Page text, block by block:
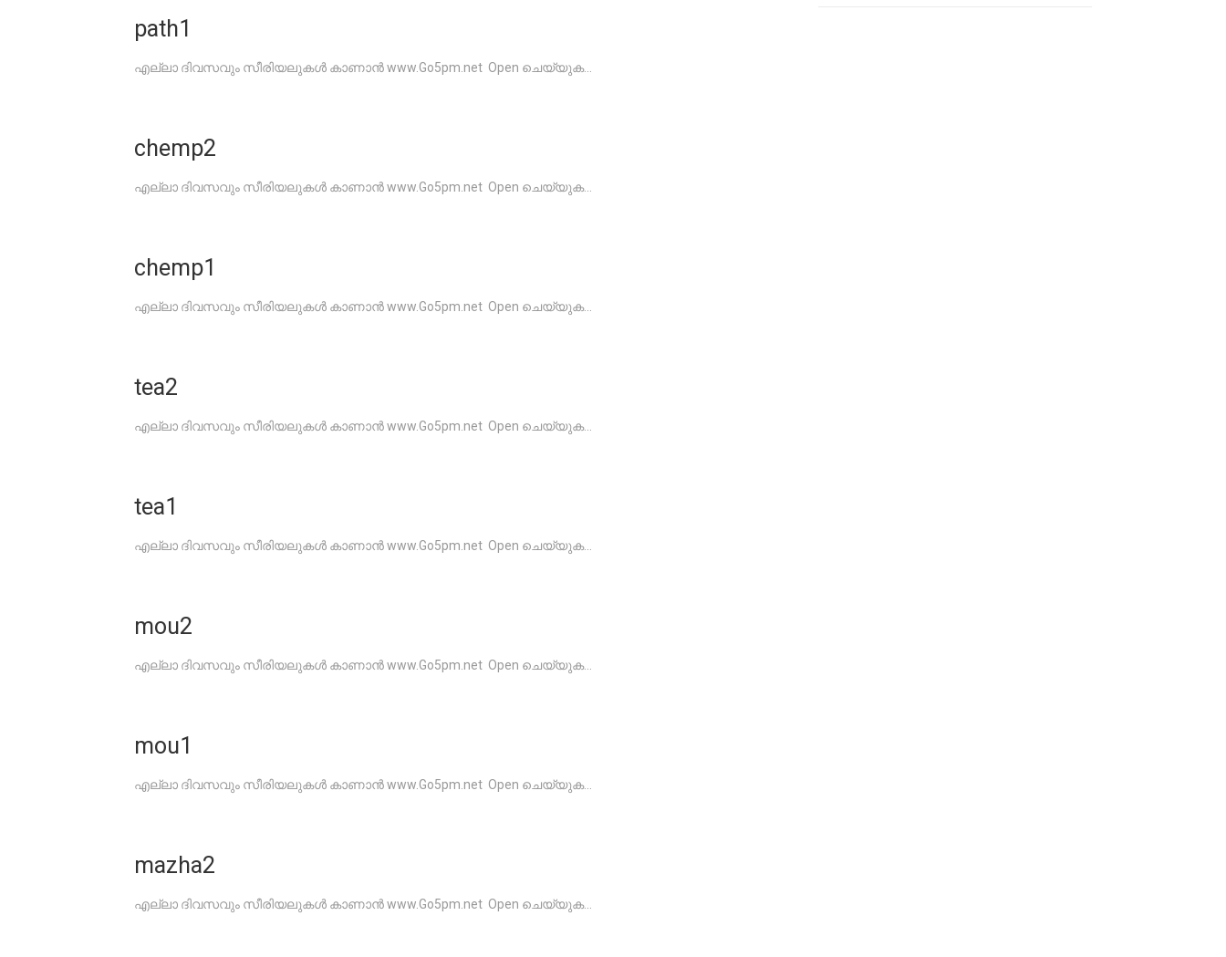
path1
എല്ലാ ദിവസവും സീരിയലുകൾ കാണാൻ www.Go5pm.net Open ചെയ്യുക...
chemp2
എല്ലാ ദിവസവും സീരിയലുകൾ കാണാൻ www.Go5pm.net Open ചെയ്യുക...
chemp1
എല്ലാ ദിവസവും സീരിയലുകൾ കാണാൻ www.Go5pm.net Open ചെയ്യുക...
tea2
എല്ലാ ദിവസവും സീരിയലുകൾ കാണാൻ www.Go5pm.net Open ചെയ്യുക...
tea1
എല്ലാ ദിവസവും സീരിയലുകൾ കാണാൻ www.Go5pm.net Open ചെയ്യുക...
mou2
എല്ലാ ദിവസവും സീരിയലുകൾ കാണാൻ www.Go5pm.net Open ചെയ്യുക...
mou1
എല്ലാ ദിവസവും സീരിയലുകൾ കാണാൻ www.Go5pm.net Open ചെയ്യുക...
mazha2
എല്ലാ ദിവസവും സീരിയലുകൾ കാണാൻ www.Go5pm.net Open ചെയ്യുക...